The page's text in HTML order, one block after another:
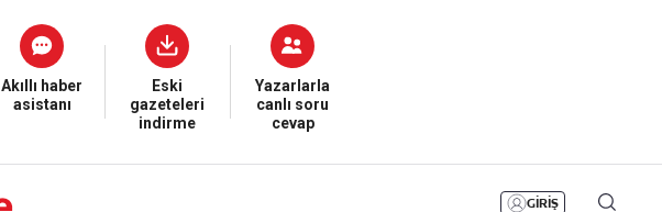
Akıllı haber
asistanı
Eski
gazeteleri
indirme
Yazarlarla
canlı soru
cevap
GİRİŞ
Kültür-Sanat
Sinema
Arkeoloji
Kitap
Namaz Vakitleri
Sesli Yayınlar